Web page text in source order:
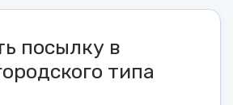
посылку в
типа